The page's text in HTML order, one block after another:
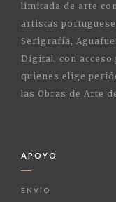
limitada de arte
artistas
Serigrafía,
Digital, con acceso
quienes elige
las Obras de Arte
APOYO
ENVÍO